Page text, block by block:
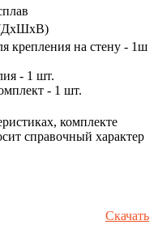
крепления на стену - 1ш
- 1 шт.
- 1 шт.
комплекте
справочный характер
Скачать